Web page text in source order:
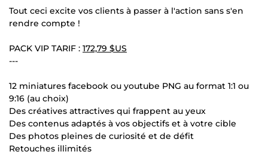
Tout ceci excite vos clients à passer à l'action sans s'en
rendre compte !
PACK VIP TARIF : 172,79 $US
---
12 miniatures facebook ou youtube PNG au format 1:1 ou
9:16 (au choix)
Des créatives attractives qui frappent au yeux
Des contenus adaptés à vos objectifs et à votre cible
Des photos pleines de curiosité et de défit
Retouches illimités